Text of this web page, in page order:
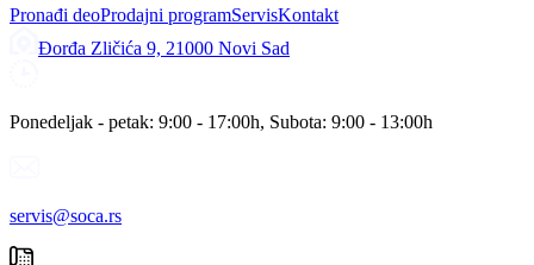
Pronađi deoProdajni programServisKontakt
Đorđa Zličića 9, 21000 Novi Sad
Ponedeljak - petak: 9:00 - 17:00h, Subota: 9:00 - 13:00h
servis@soca.rs